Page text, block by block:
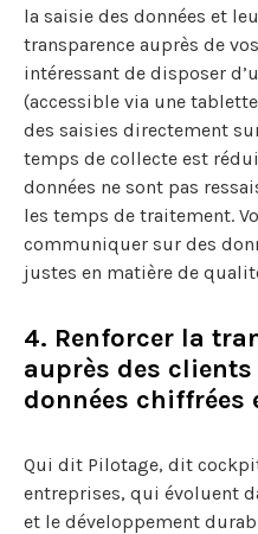
la saisie des données et
transparence auprès de
intéressant de disposer
(accessible via une
des saisies directement
temps de collecte est
données ne sont pas
les temps de traitement.
communiquer sur des
justes en matière de
4. Renforcer la
auprès des clients
données chiffrées
Qui dit Pilotage, dit
entreprises, qui évoluent
et le développement